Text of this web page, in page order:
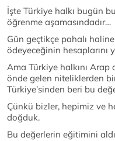
İşte Türkiye halkı bugün
öğrenme aşamasındadır…
Gün geçtikçe pahalı
ödeyeceğinin hesaplarını
Ama Türkiye halkını Arap
önde gelen niteliklerden
Türkiye’sinden beri bu
Çünkü bizler, hepimiz ve
doğduk.
Bu değerlerin eğitimini